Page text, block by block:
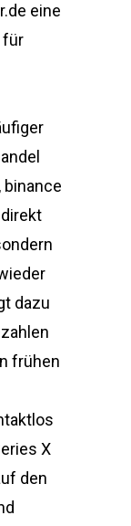
eine
für
binance
dazu
frühen
X
den